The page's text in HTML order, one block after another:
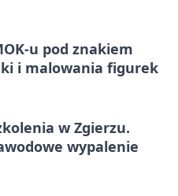
u pod znakiem
i malowania figurek
w Zgierzu.
wypalenie